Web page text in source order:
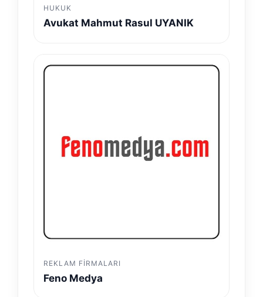
HUKUK
Avukat Mahmut Rasul UYANIK
REKLAM FIRMALARI
Feno Medya